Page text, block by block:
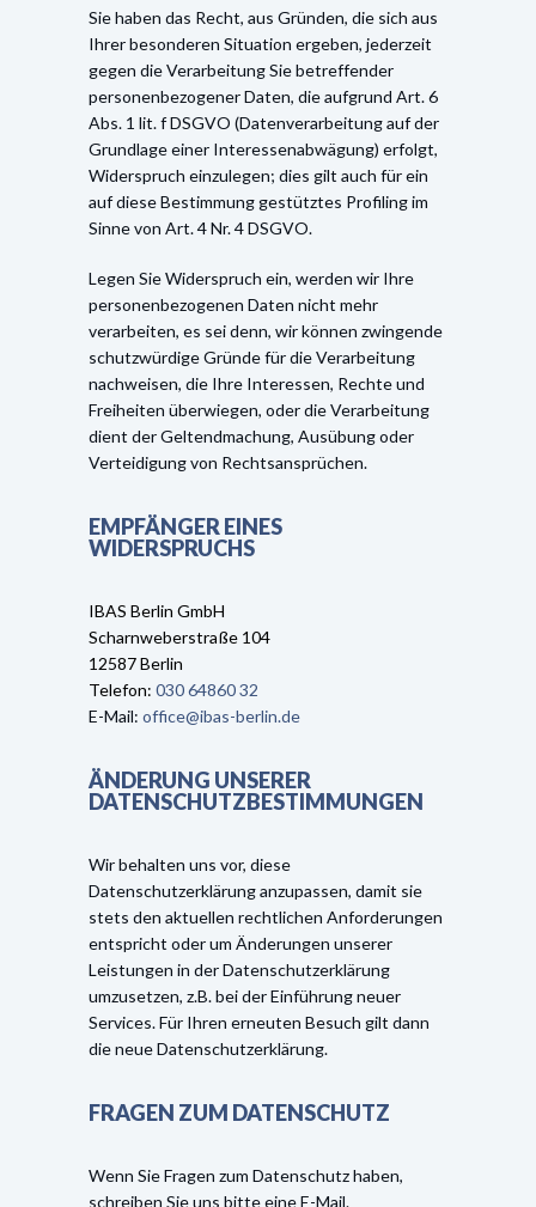
Sie haben das Recht, aus Gründen, die sich aus
Ihrer besonderen Situation ergeben, jederzeit
gegen die Verarbeitung Sie betreffender
personenbezogener Daten, die aufgrund Art. 6
Abs. 1 lit. f DSGVO (Datenverarbeitung auf der
Grundlage einer Interessenabwägung) erfolgt,
Widerspruch einzulegen; dies gilt auch für ein
auf diese Bestimmung gestütztes Profiling im
Sinne von Art. 4 Nr. 4 DSGVO.
Legen Sie Widerspruch ein, werden wir Ihre
personenbezogenen Daten nicht mehr
verarbeiten, es sei denn, wir können zwingende
schutzwürdige Gründe für die Verarbeitung
nachweisen, die Ihre Interessen, Rechte und
Freiheiten überwiegen, oder die Verarbeitung
dient der Geltendmachung, Ausübung oder
Verteidigung von Rechtsansprüchen.
EMPFÄNGER EINES
WIDERSPRUCHS
IBAS Berlin GmbH
Scharnweberstraße 104
12587 Berlin
Telefon: 030 64860 32
E-Mail: office@ibas-berlin.de
ÄNDERUNG UNSERER
DATENSCHUTZBESTIMMUNGEN
Wir behalten uns vor, diese
Datenschutzerklärung anzupassen, damit sie
stets den aktuellen rechtlichen Anforderungen
entspricht oder um Änderungen unserer
Leistungen in der Datenschutzerklärung
umzusetzen, z.B. bei der Einführung neuer
Services. Für Ihren erneuten Besuch gilt dann
die neue Datenschutzerklärung.
FRAGEN ZUM DATENSCHUTZ
Wenn Sie Fragen zum Datenschutz haben,
schreiben Sie uns bitte eine E-Mail.